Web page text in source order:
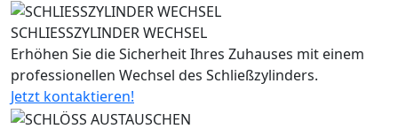
SCHLIESSZYLINDER WECHSEL
Erhöhen Sie die Sicherheit Ihres Zuhauses mit einem
professionellen Wechsel des Schließzylinders.
Jetzt kontaktieren!